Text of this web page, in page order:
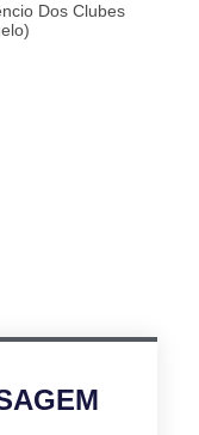
Dos Clubes